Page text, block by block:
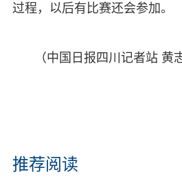
过程，以后有比赛还会参加。
（中国日报四川记者站 黄
推荐阅读